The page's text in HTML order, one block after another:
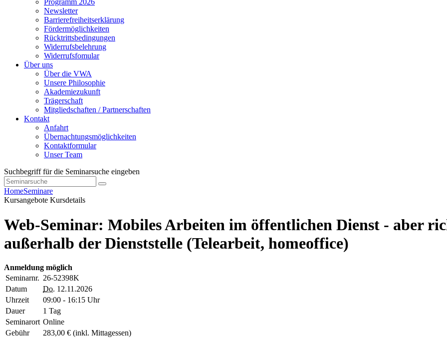
Programm 2026
Newsletter
Barrierefreiheitserklärung
Fördermöglichkeiten
Rücktrittsbedingungen
Widerrufsbelehrung
Widerrufsfomular
Über uns
Über die VWA
Unsere Philosophie
Akademiezukunft
Trägerschaft
Mitgliedschaften / Partnerschaften
Kontakt
Anfahrt
Übernachtungsmöglichkeiten
Kontaktformular
Unser Team
Suchbegriff für die Seminarsuche eingeben
HomeSeminare
Kursangebote Kursdetails
Web-Seminar: Mobiles Arbeiten im öffentlichen Dienst - aber
außerhalb der Dienststelle (Telearbeit, homeoffice)
Anmeldung möglich
Seminarnr. 26-52398K
Datum
Do. 12.11.2026
Uhrzeit
09:00 - 16:15 Uhr
Dauer
1 Tag
Seminarort Online
Gebühr
283,00 € (inkl. Mittagessen)